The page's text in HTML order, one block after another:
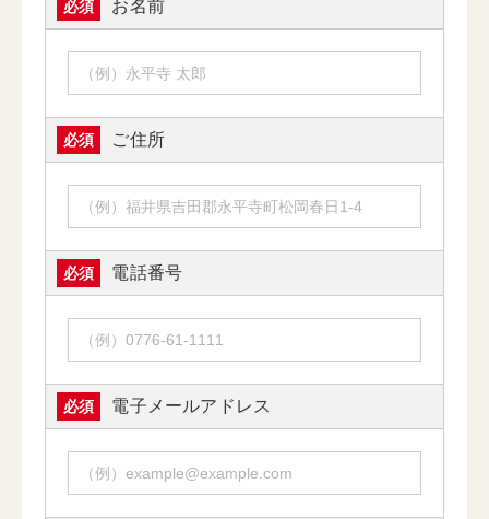
必須 お名前
必須 ご住所
必須 電話番号
必須 電子メールアドレス